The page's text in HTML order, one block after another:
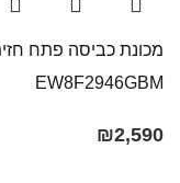
EW8F2946GBM
₪2,590